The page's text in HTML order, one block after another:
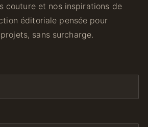
couture et nos inspirations de
éditoriale pensée pour
sans surcharge.